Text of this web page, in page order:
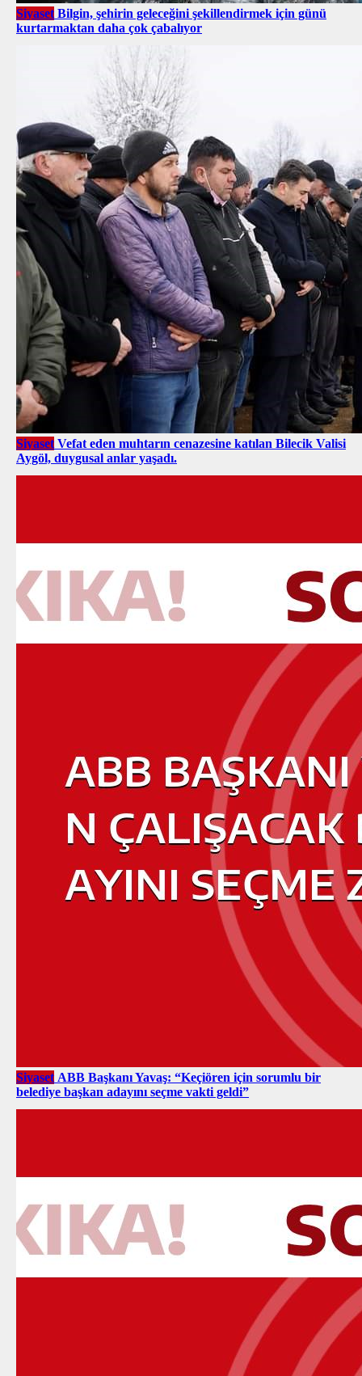
Siyaset Bilgin, şehirin geleceğini şekillendirmek için günü
kurtarmaktan daha çok çabalıyor
Siyaset Vefat eden muhtarın cenazesine katılan Bilecik Valisi
Aygöl, duygusal anlar yaşadı.
Siyaset ABB Başkanı Yavaş: “Keçiören için sorumlu bir
belediye başkan adayını seçme vakti geldi”